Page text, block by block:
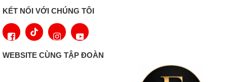
không dây Wi-Fi thông qua bộ định tuyến.
Hệ thống đun sôi tự động làm nóng đầu đốt đến nhiệt độ tối đa
KẾT NỐI VỚI CHÚNG TÔI
WEBSITE CÙNG TẬP ĐOÀN